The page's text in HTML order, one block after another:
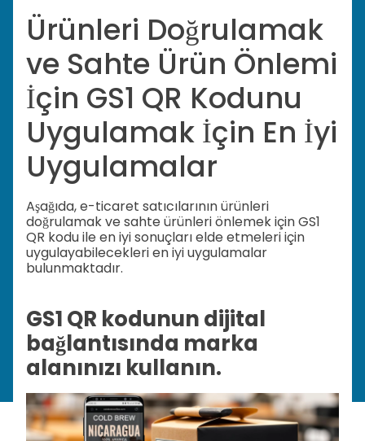
Ürünleri Doğrulamak
ve Sahte Ürün Önlemi
İçin GS1 QR Kodunu
Uygulamak İçin En İyi
Uygulamalar
Aşağıda, e-ticaret satıcılarının ürünleri
doğrulamak ve sahte ürünleri önlemek için GS1
QR kodu ile en iyi sonuçları elde etmeleri için
uygulayabilecekleri en iyi uygulamalar
bulunmaktadır.
GS1 QR kodunun dijital
bağlantısında marka
alanınızı kullanın.